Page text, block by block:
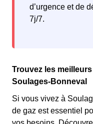
d’urgence et de
7j/7.
Trouvez les
Soulages-Bonneval
Si vous vivez à
de gaz est essentiel